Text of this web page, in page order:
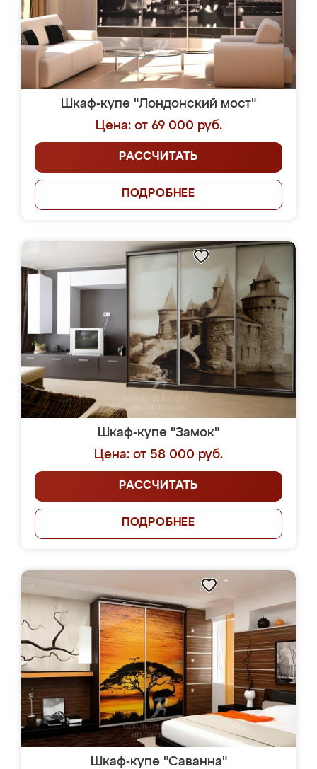
Шкаф-купе "Лондонский мост"
Цена: от 69 000 руб.
РАССЧИТАТЬ
ПОДРОБНЕЕ
Шкаф-купе "Замок"
Цена: от 58 000 руб.
РАССЧИТАТЬ
ПОДРОБНЕЕ
Шкаф-купе "Саванна"